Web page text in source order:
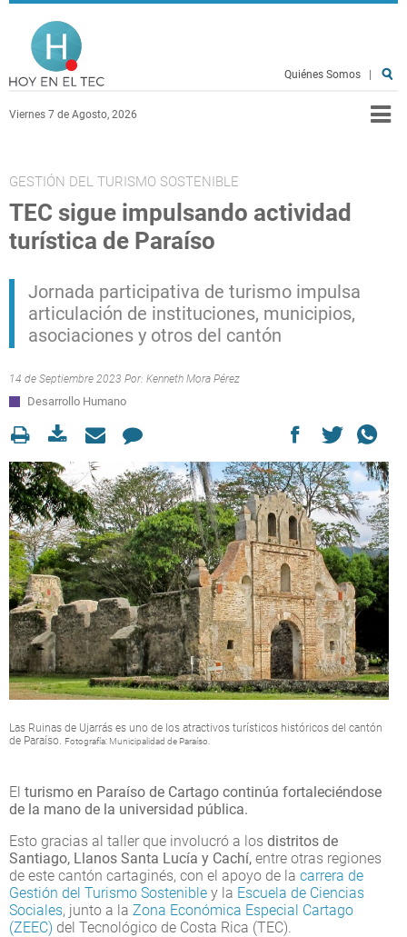
Pasar al contenido principal
Viernes 7 de Agosto, 2026
Quiénes Somos
GESTIÓN DEL TURISMO SOSTENIBLE
TEC sigue impulsando actividad
turística de Paraíso
Jornada participativa de turismo impulsa
articulación de instituciones, municipios,
asociaciones y otros del cantón
14 de Septiembre 2023 Por: Kenneth Mora Pérez
Desarrollo Humano
Las Ruinas de Ujarrás es uno de los atractivos turísticos históricos del cantón
de Paraíso. Fotografía: Municipalidad de Paraíso.
El turismo en Paraíso de Cartago continúa fortaleciéndose
de la mano de la universidad pública.
Esto gracias al taller que involucró a los distritos de
Santiago, Llanos Santa Lucía y Cachí, entre otras regiones
de este cantón cartaginés, con el apoyo de la carrera de
Gestión del Turismo Sostenible y la Escuela de Ciencias
Sociales, junto a la Zona Económica Especial Cartago
(ZEEC) del Tecnológico de Costa Rica (TEC).